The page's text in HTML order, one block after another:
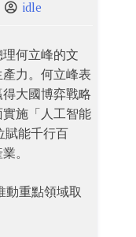
idle
何立峰的文
力。何立峰表
大國博弈戰略
施「人工智能
賦能千行百
。
動重點領域取